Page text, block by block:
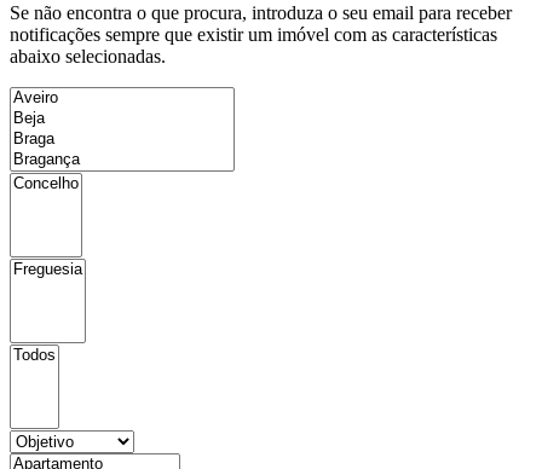
Se não encontra o que procura, introduza o seu email para receber
notificações sempre que existir um imóvel com as características
abaixo selecionadas.